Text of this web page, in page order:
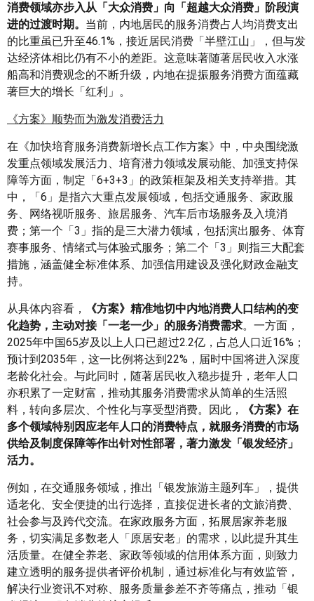
消费领域亦步入从「大众消费」向「超越大众消费」阶段演
进的过渡时期。 当前，内地居民的服务消费占人均消费支出
的比重虽已升至46.1%，接近居民消费「半壁江山」，但与发
达经济体相比仍有不小的差距。这意味著随著居民收入水涨
船高和消费观念的不断升级，内地在提振服务消费方面蕴藏
著巨大的增长「红利」。
《方案》顺势而为激发消费活力
在《加快培育服务消费新增长点工作方案》中，中央围绕激
发重点领域发展活力、培育潜力领域发展动能、加强支持保
障等方面，制定「6+3+3」的政策框架及相关支持举措。其
中，「6」是指六大重点发展领域，包括交通服务、家政服
务、网络视听服务、旅居服务、汽车后市场服务及入境消
费；第一个「3」指的是三大潜力领域，包括演出服务、体育
赛事服务、情绪式与体验式服务；第二个「3」则指三大配套
措施，涵盖健全标准体系、加强信用建设及强化财政金融支
持。
从具体内容看，
《方案》精准地切中内地消费人口结构的变
化趋势，主动对接「一老一少」的服务消费需求。一方面，
2025年中国65岁及以上人口已超过2.2亿，占总人口近16%；
预计到2035年，这一比例将达到22%，届时中国将进入深度
老龄化社会。与此同时，随著居民收入稳步提升，老年人口
亦积累了一定财富，推动其服务消费需求从简单的生活照
料，转向多层次、个性化与享受型消费。因此，
《方案》在
多个领域特别因应老年人口的消费特点，就服务消费的市场
供给及制度保障等作出针对性部署，著力激发「银发经济」
活力。
例如，在交通服务领域，推出「银发旅游主题列车」，提供
适老化、安全便捷的出行选择，直接促进长者的文旅消费、
社会参与及跨代交流。在家政服务方面，拓展居家养老服
务，切实满足多数老人「原居安老」的需求，以此提升其生
活质量。在健全养老、家政等领域的信用体系方面，则致力
建立透明的服务提供者评价机制，通过标准化与有效监管，
解决行业资讯不对称、服务质量参差不齐等痛点，推动「银